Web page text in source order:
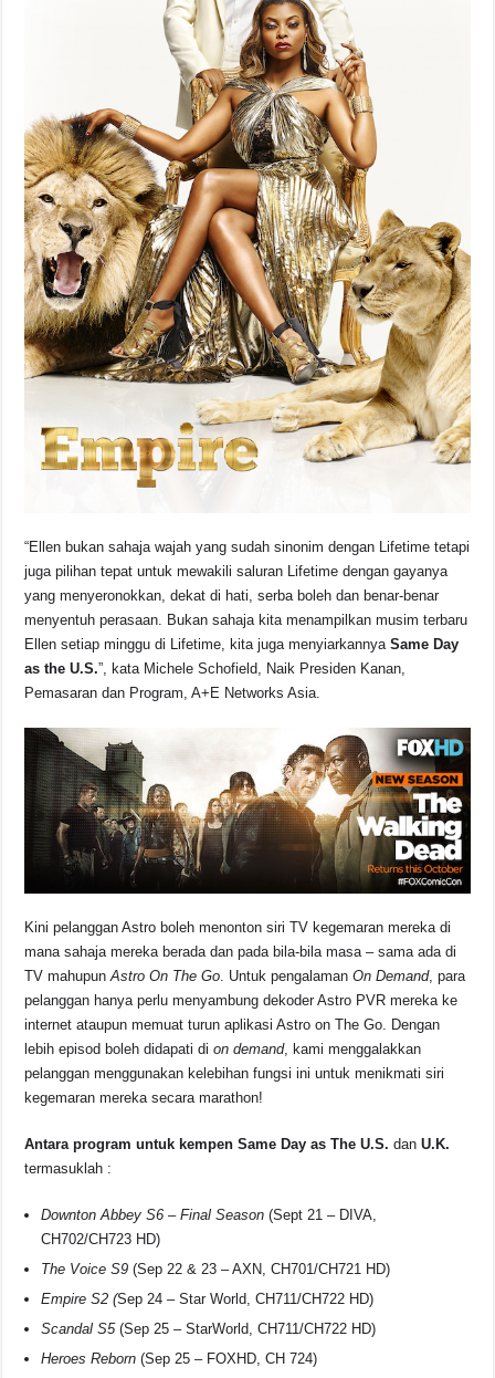
“Ellen bukan sahaja wajah yang sudah sinonim dengan Lifetime tetapi
juga pilihan tepat untuk mewakili saluran Lifetime dengan gayanya
yang menyeronokkan, dekat di hati, serba boleh dan benar-benar
menyentuh perasaan. Bukan sahaja kita menampilkan musim terbaru
Ellen setiap minggu di Lifetime, kita juga menyiarkannyaSame Day
as the U.S.”, kata Michele Schofield, Naik Presiden Kanan,
Pemasaran dan Program, A+E Networks Asia.
Kini pelanggan Astro boleh menonton siri TV kegemaran mereka di
mana sahaja mereka berada dan pada bila-bila masa – sama ada di
TV mahupunAstro On The Go . Untuk pengalamanOn Demand, para
pelanggan hanya perlu menyambung dekoder Astro PVR mereka ke
internet ataupun memuat turun aplikasi Astro on The Go. Dengan
lebih episod boleh didapati dion demand, kami menggalakkan
pelanggan menggunakan kelebihan fungsi ini untuk menikmati siri
kegemaran mereka secara marathon!
Antara program untuk kempen Same Day as The U.S.danU.K.
termasuklah :
Downton Abbey S6 – Final Season(Sept 21 – DIVA,
CH702/CH723 HD)
The Voice S9 (Sep 22 & 23 – AXN, CH701/CH721 HD)
Empire S2 (Sep 24 – Star World, CH711/CH722 HD)
Scandal S5(Sep 25 – StarWorld, CH711/CH722 HD)
Heroes Reborn(Sep 25 – FOXHD, CH 724)